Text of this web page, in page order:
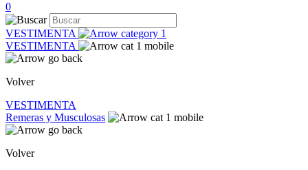
0
VESTIMENTA
VESTIMENTA
Volver
VESTIMENTA
Remeras y Musculosas
Volver